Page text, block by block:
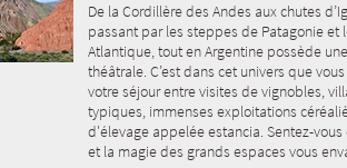
De la Cordillère des Andes aux chutes
passant par les steppes de Patagonie et
Atlantique, tout en Argentine possède
théâtrale. C’est dans cet univers que
votre séjour entre visites de vignobles,
typiques, immenses exploitations
d'élevage appelée estancia. Sentez-
et la magie des grands espaces vous